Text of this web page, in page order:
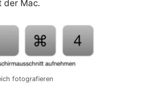
der Mac.
fotografieren